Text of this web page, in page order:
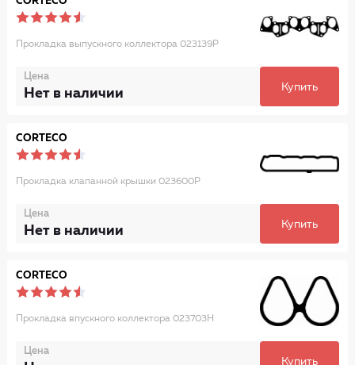
Прокладка выпускного коллектора 023139P
Цена
Нет в наличии Купить
CORTECO
Прокладка клапанной крышки 023600P
Цена
Нет в наличии Купить
CORTECO
Прокладка впускного коллектора 023703H
Цена
Купить